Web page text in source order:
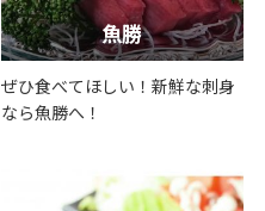
魚勝
ぜひ食べてほしい！新鮮な刺身
なら魚勝へ！